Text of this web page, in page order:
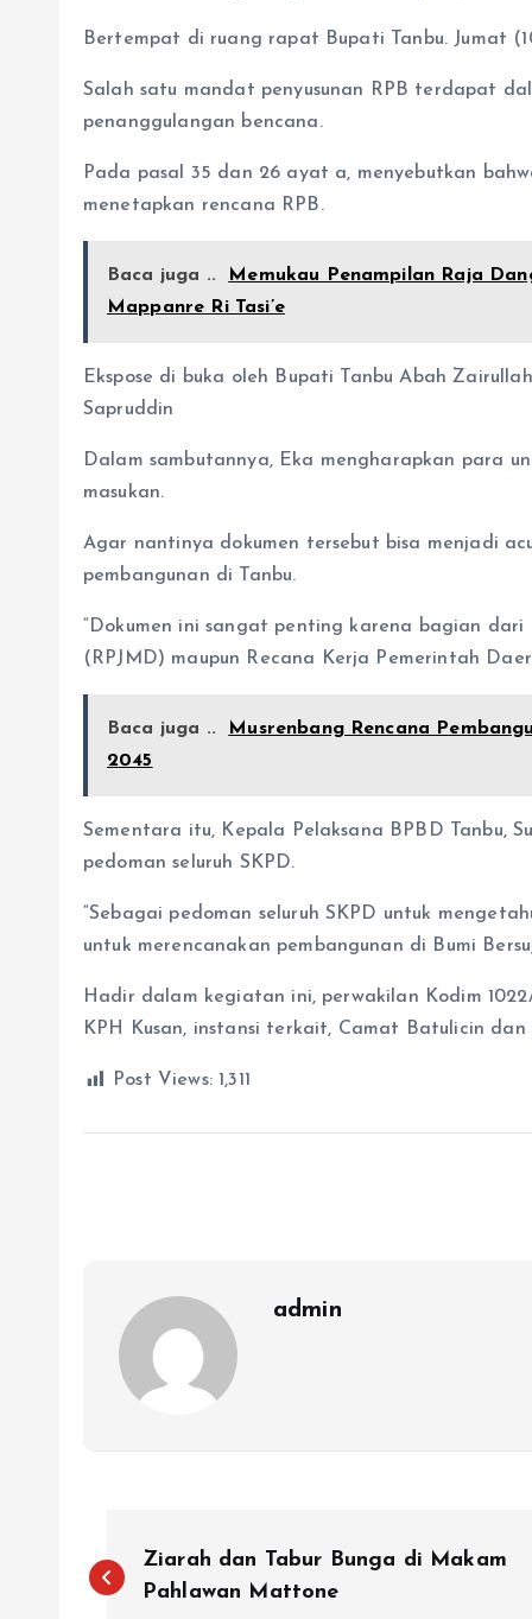
Bertempat di ruang rapat Bupati Tanbu. Jumat
Salah satu mandat penyusunan RPB terdapat
penanggulangan bencana.
Pada pasal 35 dan 26 ayat a, menyebutkan
menetapkan rencana RPB.
Baca juga ..
Memukau Penampilan Raja
Mappanre Ri Tasi’e
Ekspose di buka oleh Bupati Tanbu Abah
Sapruddin
Dalam sambutannya, Eka mengharapkan para
masukan.
Agar nantinya dokumen tersebut bisa menjadi
pembangunan di Tanbu.
“Dokumen ini sangat penting karena bagian
(RPJMD) maupun Recana Kerja Pemerintah
Baca juga ..
Musrenbang Rencana
2045
Sementara itu, Kepala Pelaksana BPBD Tanbu,
pedoman seluruh SKPD.
“Sebagai pedoman seluruh SKPD untuk
untuk merencanakan pembangunan di Bumi
Hadir dalam kegiatan ini, perwakilan Kodim
KPH Kusan, instansi terkait, Camat Batulicin
Post Views: 1,311
admin
a
Ziarah dan Tabur Bunga di Makam
Pahlawan Mattone